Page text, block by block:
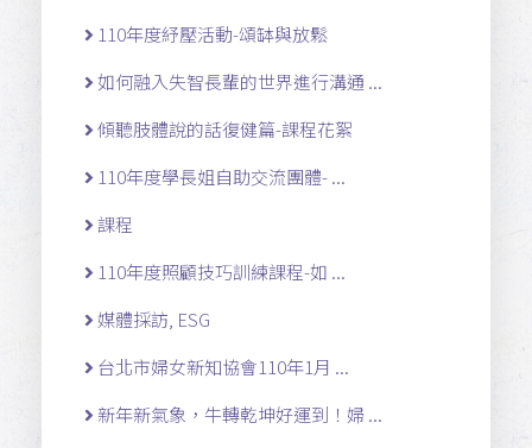
110年度紓壓活動-頌缽與放鬆
如何融入失智長輩的世界進行溝通 ...
傾聽肢體說的話復健篇-課程花絮
110年度學長姐自助交流團體- ...
課程
110年度照顧技巧訓練課程-如 ...
媒體採訪, ESG
台北市婦女新知協會110年1月 ...
新年新氣象，牛轉乾坤好運到！婦 ...